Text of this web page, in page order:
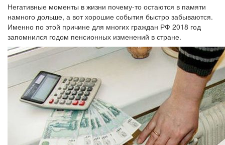
Негативные моменты в жизни почему-то остаются в памяти
намного дольше, а вот хорошие события быстро забываются.
Именно по этой причине для многих граждан РФ 2018 год
запомнился годом пенсионных изменений в стране.